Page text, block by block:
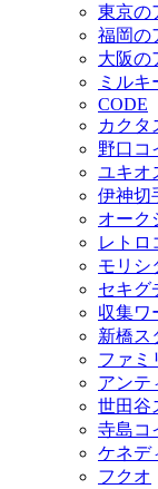
東京の
福岡の
大阪の
ミルキ
CODE
カクタ
野口コ
ユキオ
伊神切
オーク
レトロ
モリシ
セキグ
収集ワ
新橋ス
ファミ
アンテ
世田谷
寺島コ
ケネデ
フクオ